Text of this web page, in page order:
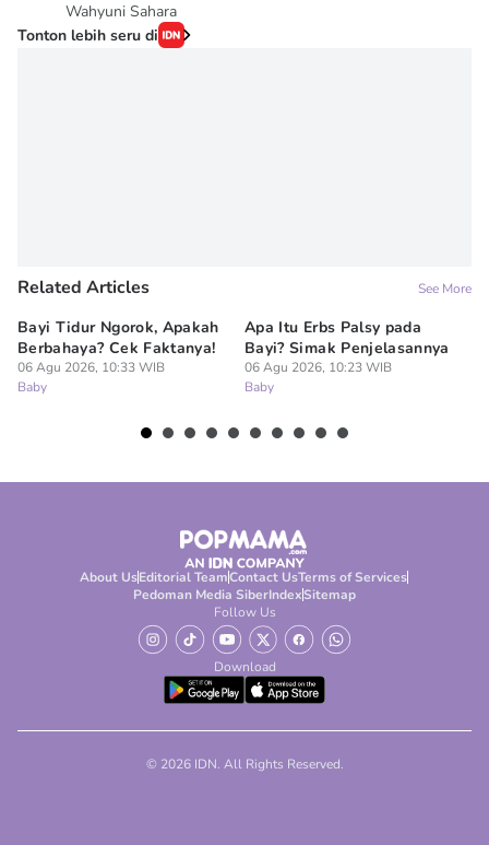
Wahyuni Sahara
Tonton lebih seru di
Related Articles See More
Bayi Tidur Ngorok, Apakah
Berbahaya? Cek Faktanya!
06 Agu 2026, 10:33 WIB
Baby
Apa Itu Erbs Palsy pada
Bayi? Simak Penjelasannya
06 Agu 2026, 10:23 WIB
Baby
About UsEditorial TeamContact UsTerms of Services
Pedoman Media SiberIndexSitemap
Follow Us
Download
© 2026 IDN. All Rights Reserved.